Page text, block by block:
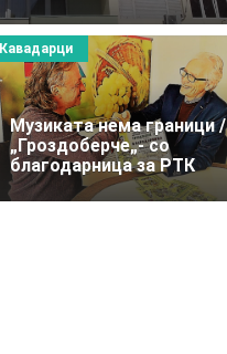
Музиката нема граници /
„Гроздоберче„- со
благодарница за РТК
Кавадарци